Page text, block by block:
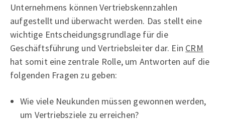
Unternehmens können Vertriebskennzahlen
aufgestellt und überwacht werden. Das stellt eine
wichtige Entscheidungsgrundlage für die
Geschäftsführung und Vertriebsleiter dar. Ein CRM
hat somit eine zentrale Rolle, um Antworten auf die
folgenden Fragen zu geben:
Wie viele Neukunden müssen gewonnen werden,
um Vertriebsziele zu erreichen?